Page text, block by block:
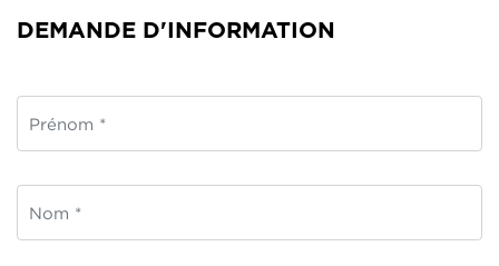
DEMANDE D'INFORMATION